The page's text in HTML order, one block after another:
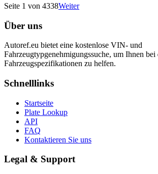
Seite 1 von 4338Weiter
Über uns
Autoref.eu bietet eine kostenlose VIN- und
Fahrzeugtypgenehmigungssuche, um Ihnen bei
Fahrzeugspezifikationen zu helfen.
Schnelllinks
Startseite
Plate Lookup
API
FAQ
Kontaktieren Sie uns
Legal & Support